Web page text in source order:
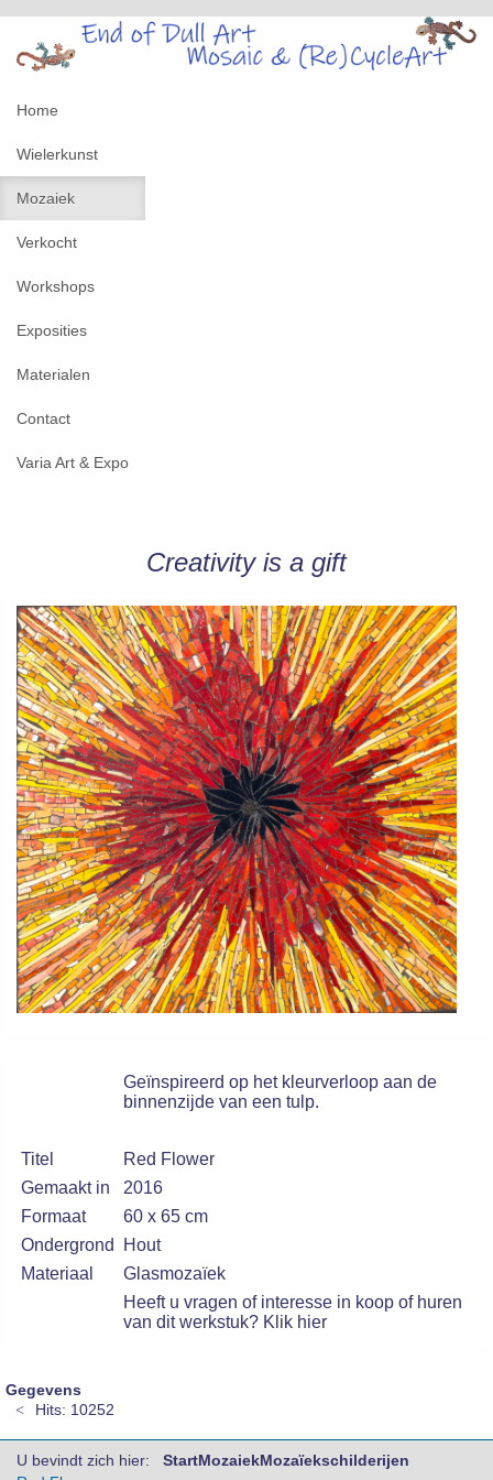
Home
Wielerkunst
Mozaiek
Verkocht
Workshops
Exposities
Materialen
Contact
Varia Art & Expo
Creativity is a gift
Geïnspireerd op het kleurverloop aan de
binnenzijde van een tulp.
Titel
Red Flower
Gemaakt in
2016
Formaat
60 x 65 cm
Ondergrond
Hout
Materiaal
Glasmozaïek
Heeft u vragen of interesse in koop of huren
van dit werkstuk? Klik hier
Gegevens
Hits: 10252
U bevindt zich hier: StartMozaiekMozaïekschilderijen